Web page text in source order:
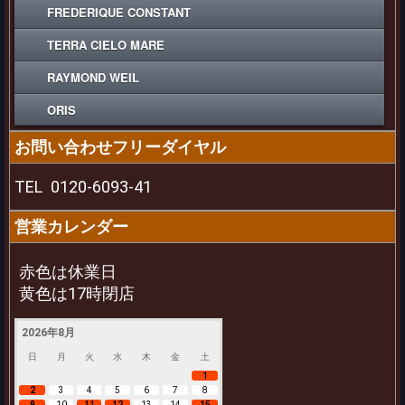
FREDERIQUE CONSTANT
TERRA CIELO MARE
RAYMOND WEIL
ORIS
お問い合わせフリーダイヤル
TEL 0120-6093-41
営業カレンダー
赤色は休業日
黄色は17時閉店
2026年8月
日 月 火 水 木 金
土
1
2
3 4 5 6 7
8